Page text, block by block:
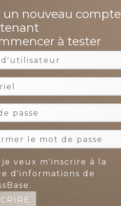
un nouveau compte
à tester
je veux m'inscrire à la
d'informations de